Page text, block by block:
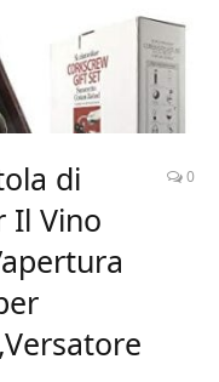
di
Il Vino
0